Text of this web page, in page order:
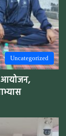
Uncategorized
आयोजन,